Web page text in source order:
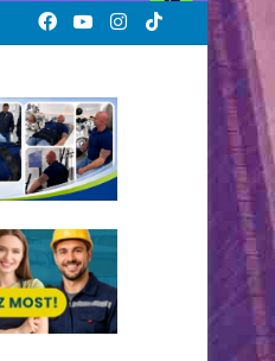
TikTok
Instagram
YouTube
Facebook